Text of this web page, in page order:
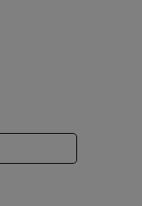
ποσότητα